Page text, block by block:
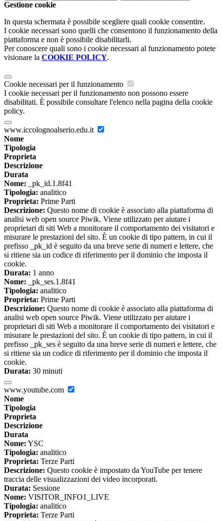
Gestione cookie
In questa schermata è possibile scegliere quali cookie consentire.
I cookie necessari sono quelli che consentono il funzionamento della
piattaforma e non è possibile disabilitarli.
Per conoscere quali sono i cookie necessari al funzionamento potete
visionare la COOKIE POLICY.
Cookie necessari per il funzionamento
I cookie necessari per il funzionamento non possono essere
disabilitati. È possibile consultare l'elenco nella pagina della cookie
policy.
www.iccolognoalserio.edu.it
Nome
Tipologia
Proprieta
Descrizione
Durata
Nome: _pk_id.1.8f41
Tipologia: analitico
Proprieta: Prime Parti
Descrizione: Questo nome di cookie è associato alla piattaforma di
analisi web open source Piwik. Viene utilizzato per aiutare i
proprietari di siti Web a monitorare il comportamento dei visitatori e
misurare le prestazioni del sito. È un cookie di tipo pattern, in cui il
prefisso _pk_id è seguito da una breve serie di numeri e lettere, che
si ritiene sia un codice di riferimento per il dominio che imposta il
cookie.
Durata: 1 anno
Nome: _pk_ses.1.8f41
Tipologia: analitico
Proprieta: Prime Parti
Descrizione: Questo nome di cookie è associato alla piattaforma di
analisi web open source Piwik. Viene utilizzato per aiutare i
proprietari di siti Web a monitorare il comportamento dei visitatori e
misurare le prestazioni del sito. È un cookie di tipo pattern, in cui il
prefisso _pk_ses è seguito da una breve serie di numeri e lettere, che
si ritiene sia un codice di riferimento per il dominio che imposta il
cookie.
Durata: 30 minuti
www.youtube.com
Nome
Tipologia
Proprieta
Descrizione
Durata
Nome: YSC
Tipologia: analitico
Proprieta: Terze Parti
Descrizione: Questo cookie è impostato da YouTube per tenere
traccia delle visualizzazioni dei video incorporati.
Durata: Sessione
Nome: VISITOR_INFO1_LIVE
Tipologia: analitico
Proprieta: Terze Parti